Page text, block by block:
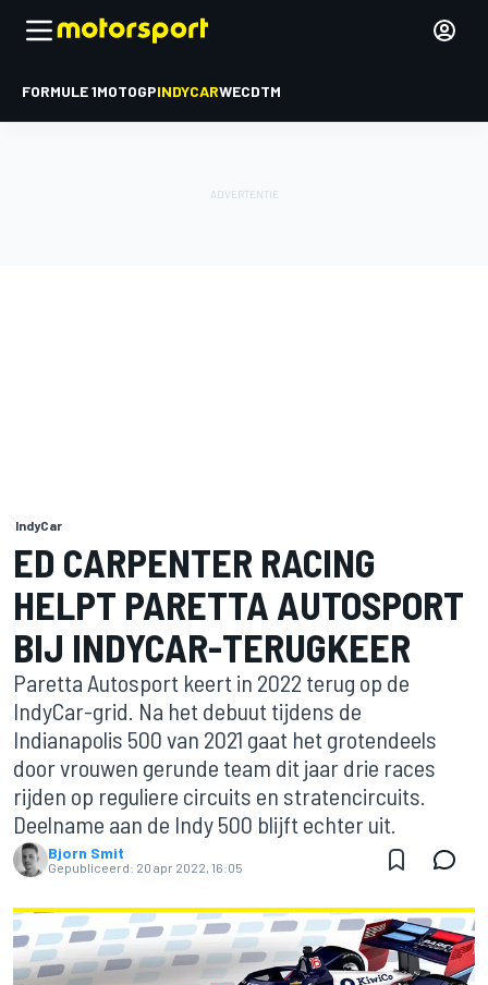
FORMULE 1MOTOGPINDYCARWECDTM
IndyCar
ED CARPENTER RACING
HELPT PARETTA AUTOSPORT
BIJ INDYCAR-TERUGKEER
Paretta Autosport keert in 2022 terug op de
IndyCar-grid. Na het debuut tijdens de
Indianapolis 500 van 2021 gaat het grotendeels
door vrouwen gerunde team dit jaar drie races
rijden op reguliere circuits en stratencircuits.
Deelname aan de Indy 500 blijft echter uit.
Bjorn Smit
Gepubliceerd: 20 apr 2022, 16:05